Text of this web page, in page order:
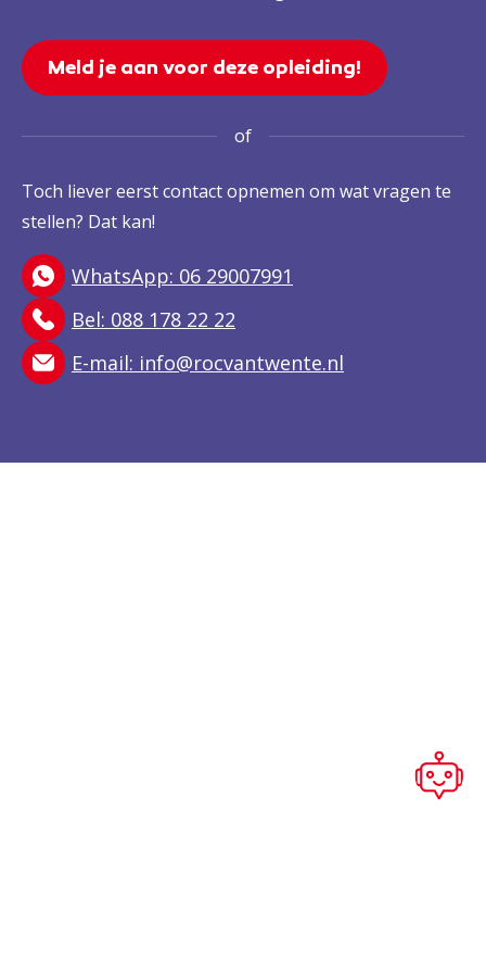
Meld je aan voor deze opleiding!
of
Toch liever eerst contact opnemen om wat vragen te
stellen? Dat kan!
WhatsApp: 06 29007991
Bel: 088 178 22 22
E-mail: info@rocvantwente.nl